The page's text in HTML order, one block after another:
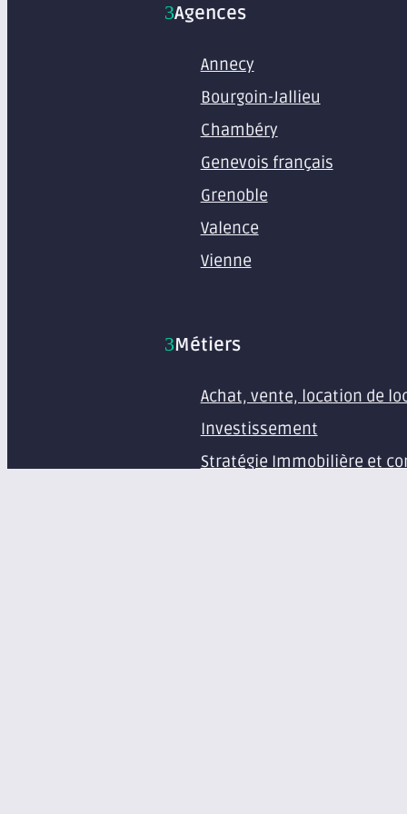
Agences
Annecy
Bourgoin-Jallieu
Chambéry
Genevois français
Grenoble
Valence
Vienne
Métiers
Achat, vente, location de
Investissement
Stratégie Immobilière et